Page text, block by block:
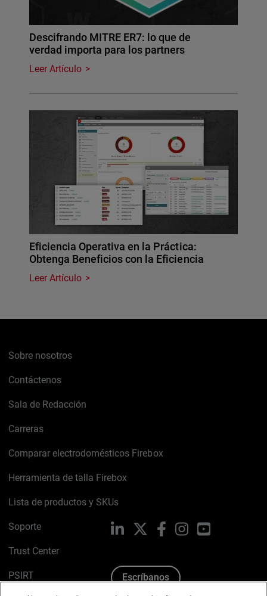
Descifrando MITRE ER7: lo que de
verdad importa para los partners
Leer Artículo
Eficiencia Operativa en la Práctica:
Obtenga Beneficios con la Eficiencia
Leer Artículo
Sobre nosotros
Contáctenos
Sala de Redacción
Carreras
Comparar electrodomésticos Firebox
Herramienta de talla Firebox
Lista de productos y SKUs
Soporte
Trust Center
PSIRT
LinkedIn FacebookInstagramYouTube
Escríbanos